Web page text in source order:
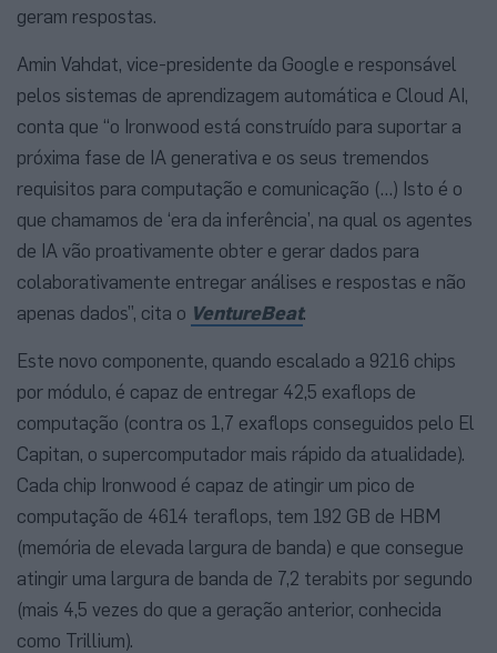
geram respostas.
Amin Vahdat, vice-presidente da Google e responsável
pelos sistemas de aprendizagem automática e Cloud AI,
conta que “o Ironwood está construído para suportar a
próxima fase de IA generativa e os seus tremendos
requisitos para computação e comunicação (…) Isto é o
que chamamos de ‘era da inferência’, na qual os agentes
de IA vão proativamente obter e gerar dados para
colaborativamente entregar análises e respostas e não
apenas dados”, cita o VentureBeat.
Este novo componente, quando escalado a 9216 chips
por módulo, é capaz de entregar 42,5 exaflops de
computação (contra os 1,7 exaflops conseguidos pelo El
Capitan, o supercomputador mais rápido da atualidade).
Cada chip Ironwood é capaz de atingir um pico de
computação de 4614 teraflops, tem 192 GB de HBM
(memória de elevada largura de banda) e que consegue
atingir uma largura de banda de 7,2 terabits por segundo
(mais 4,5 vezes do que a geração anterior, conhecida
como Trillium).